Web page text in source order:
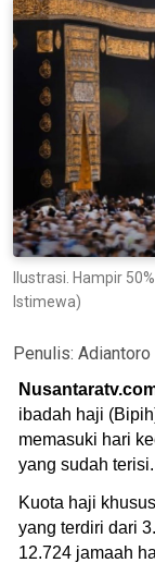
Ilustrasi. Hampir
Istimewa)
Penulis: Adiantoro
ibadah haji
memasuki hari
yang sudah terisi.
Kuota haji
yang terdiri dari
12.724 jamaah